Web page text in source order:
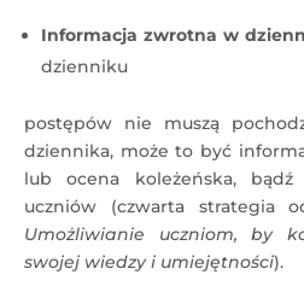
Informacja zwrotna w
dzienniku
postępów nie muszą
dziennika, może to być
lub ocena koleżeńska,
uczniów (czwarta strategia
Umożliwianie uczniom, by
swojej wiedzy i umiejętności).